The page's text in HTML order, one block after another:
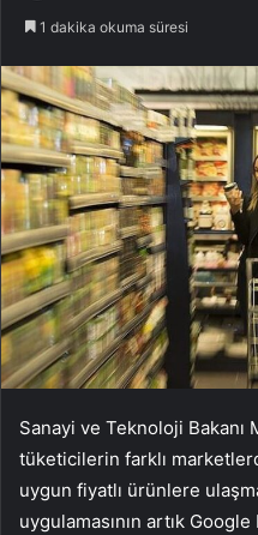
1 dakika okuma süresi
Sanayi ve Teknoloji Bakanı
tüketicilerin farklı
uygun fiyatlı ürünlere
uygulamasının artık